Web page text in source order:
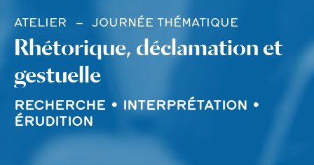
ATELIER JOURNÉE THÉMATIQUE
Rhétorique, déclamation et
gestuelle
RECHERCHE • INTERPRÉTATION •
ÉRUDITION